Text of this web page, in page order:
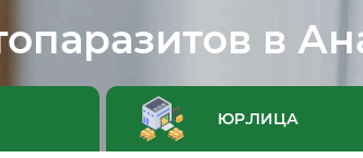
в
ЮР.ЛИЦА